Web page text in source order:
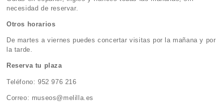
necesidad de reservar.
Otros horarios
De martes a viernes puedes concertar visitas por la mañana y por
la tarde.
Reserva tu plaza
Teléfono: 952 976 216
Correo: museos@melilla.es